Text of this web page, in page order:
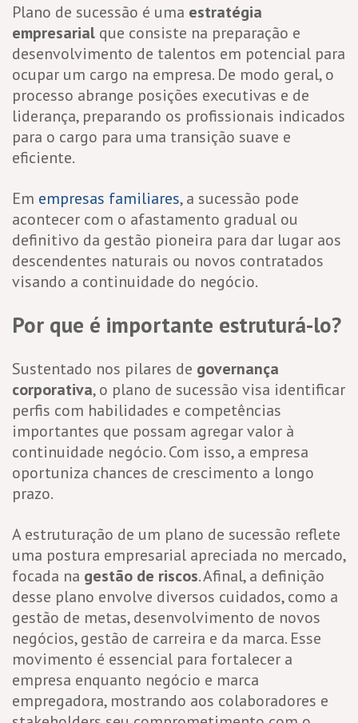
Plano de sucessão é uma estratégia
empresarial que consiste na preparação e
desenvolvimento de talentos em potencial para
ocupar um cargo na empresa. De modo geral, o
processo abrange posições executivas e de
liderança, preparando os profissionais indicados
para o cargo para uma transição suave e
eficiente.
Em empresas familiares, a sucessão pode
acontecer com o afastamento gradual ou
definitivo da gestão pioneira para dar lugar aos
descendentes naturais ou novos contratados
visando a continuidade do negócio.
Por que é importante estruturá-lo?
Sustentado nos pilares de governança
corporativa, o plano de sucessão visa identificar
perfis com habilidades e competências
importantes que possam agregar valor à
continuidade negócio. Com isso, a empresa
oportuniza chances de crescimento a longo
prazo.
A estruturação de um plano de sucessão reflete
uma postura empresarial apreciada no mercado,
focada na gestão de riscos. Afinal, a definição
desse plano envolve diversos cuidados, como a
gestão de metas, desenvolvimento de novos
negócios, gestão de carreira e da marca. Esse
movimento é essencial para fortalecer a
empresa enquanto negócio e marca
empregadora, mostrando aos colaboradores e